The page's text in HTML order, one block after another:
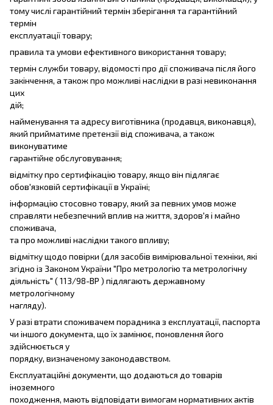
тому числі гарантійний термін зберігання та гарантійний
термін
експлуатації товару;
правила та умови ефективного використання товару;
термін служби товару, відомості про дії споживача після його
закінчення, а також про можливі наслідки в разі невиконання
цих
дій;
найменування та адресу виготівника (продавця, виконавця),
який прийматиме претензії від споживача, а також
виконуватиме
гарантійне обслуговування;
відмітку про сертифікацію товару, якщо він підлягає
обов'язковій сертифікації в Україні;
інформацію стосовно товару, який за певних умов може
справляти небезпечний вплив на життя, здоров'я і майно
споживача,
та про можливі наслідки такого впливу;
відмітку щодо повірки (для засобів вимірювальної техніки, які
згідно із Законом України "Про метрологію та метрологічну
діяльність" ( 113/98-ВР ) підлягають державному
метрологічному
нагляду).
У разі втрати споживачем порадника з експлуатації, паспорта
чи іншого документа, що їх замінює, поновлення його
здійснюється у
порядку, визначеному законодавством.
Експлуатаційні документи, що додаються до товарів
іноземного
походження, мають відповідати вимогам нормативних актів